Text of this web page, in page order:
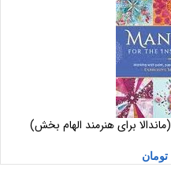
تومان